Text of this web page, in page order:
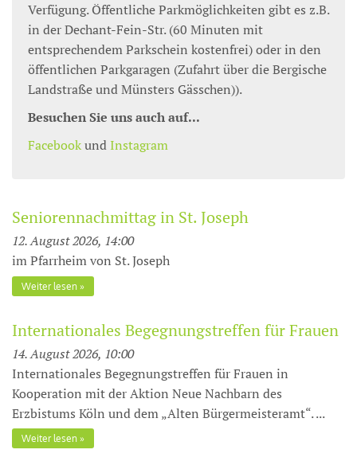
Verfügung. Öffentliche Parkmöglichkeiten gibt es z.B.
in der Dechant-Fein-Str. (60 Minuten mit
entsprechendem Parkschein kostenfrei) oder in den
öffentlichen Parkgaragen (Zufahrt über die Bergische
Landstraße und Münsters Gässchen)).
Besuchen Sie uns auch auf...
Facebookund Instagram
Seniorennachmittag in St. Joseph
12. August 2026, 14:00
im Pfarrheim von St. Joseph
Weiter lesen
Internationales Begegnungstreffen für Frauen
14. August 2026, 10:00
Internationales Begegnungstreffen für Frauen in
Kooperation mit der Aktion Neue Nachbarn des
Erzbistums Köln und dem „Alten Bürgermeisteramt“. ...
Weiter lesen